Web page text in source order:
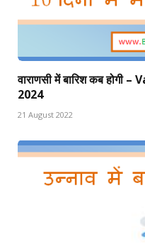
वाराणसी में बारिश कब
2024
21 August 2022